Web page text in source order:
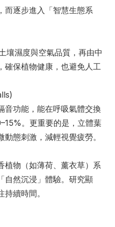
而逐步進入「智慧生態系
壤濕度與空氣品質，再由中
確保植物健康，也避免人工
音功能，能在呼吸氣體交換
。更重要的是，立體葉
態刺激，減輕視覺疲勞。
植物（如薄荷、薰衣草）系
自然沉浸」體驗。研究顯
續時間。